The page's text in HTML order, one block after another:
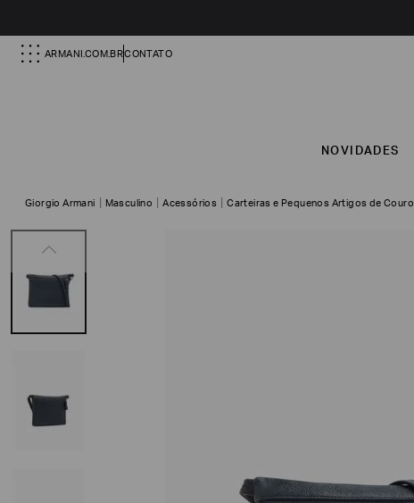
ARMANI.COM.BRCONTATO
NOVIDADES
Giorgio Armani Masculino Acessórios Carteiras e Pequenos Artigos de Couro